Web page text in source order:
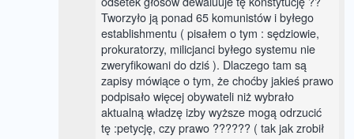
Tworzyło ją ponad 65 komunistów i byłego
establishmentu ( pisałem o tym : sędziowie,
prokuratorzy, milicjanci byłego systemu nie
zweryfikowani do dziś ). Dlaczego tam są
zapisy mówiące o tym, że choćby jakieś prawo
podpisało więcej obywateli niż wybrało
aktualną władzę izby wyższe mogą odrzucić
tę :petycję, czy prawo ?????? ( tak jak zrobił